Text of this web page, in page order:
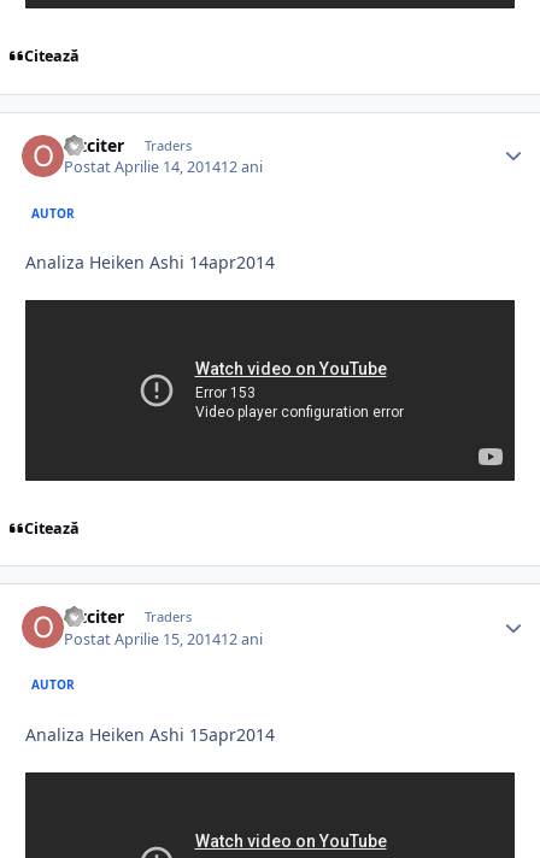
Citează
oltciter Traders
PostatAprilie 14, 201412 ani
AUTOR
Analiza Heiken Ashi 14apr2014
Citează
oltciter Traders
PostatAprilie 15, 201412 ani
AUTOR
Analiza Heiken Ashi 15apr2014